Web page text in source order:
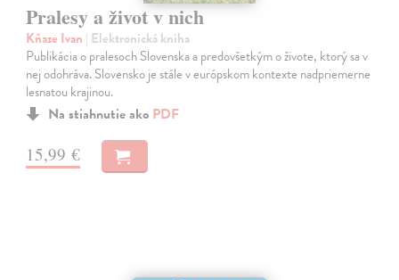
Pralesy a život v nich
Kňaze Ivan | Elektronická kniha
Publikácia o pralesoch Slovenska a predovšetkým o živote, ktorý sa v
nej odohráva. Slovensko je stále v európskom kontexte nadpriemerne
lesnatou krajinou.
Na stiahnutie ako PDF
15,99 €